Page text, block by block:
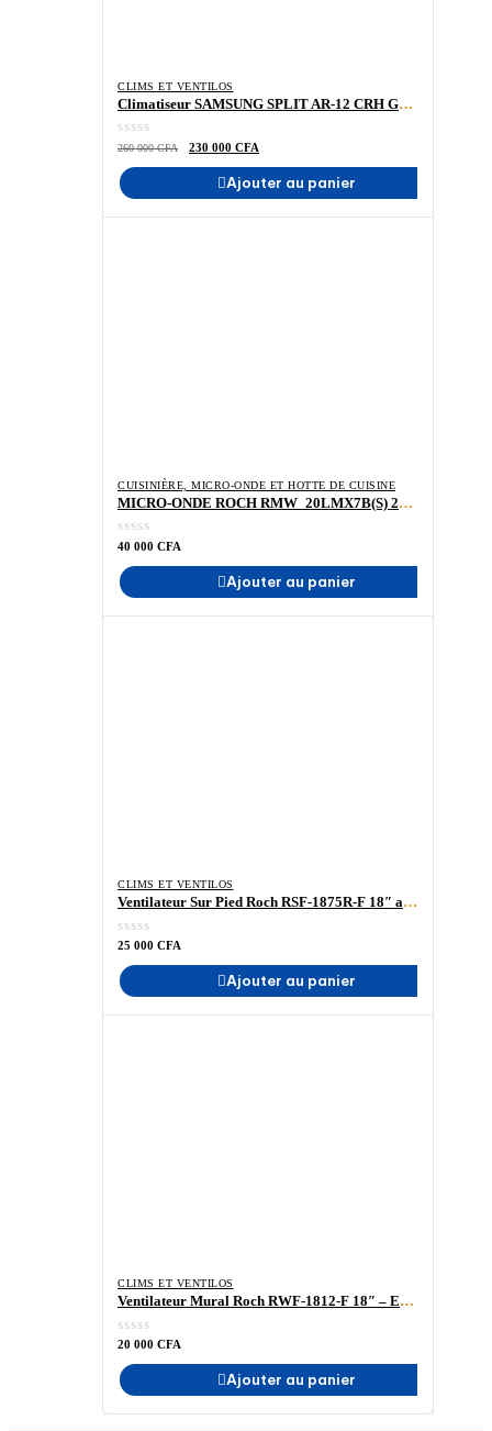
CLIMS ET VENTILOS
Climatiseur SAMSUNG SPLIT AR-12 CRH GAWK/AF 12.000 BTU 1.5 CV – Vente en ligne – Sénégal- Madina- Electroménager- ELECTROMENAGER-MADINA
260 000CFA
Le
prix
initial
230 000 CFA
actuel
est :
Ajouter au panier
CUISINIÈRE, MICRO-ONDE ET HOTTE DE CUISINE
MICRO-ONDE ROCH RMW_20LMX7B(S) 20 LITRES-MADINA ELECTROMENAGER-ELECTROMENAGER MADINA
40 000 CFA
Ajouter au panier
CLIMS ET VENTILOS
Ventilateur Sur Pied Roch RSF-1875R-F 18″ avec Télécommande – Madina-Electroménager-ELECTROMENAGER-MADINA
25 000 CFA
Ajouter au panier
CLIMS ET VENTILOS
Ventilateur Mural Roch RWF-1812-F 18″ – En vendre
20 000 CFA
Ajouter au panier